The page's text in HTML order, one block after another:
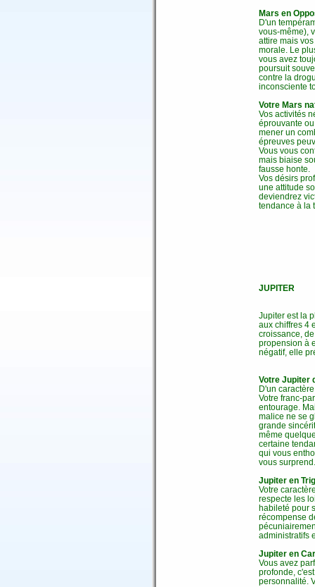
Mars en
D'un
vous-même),
attire mais
morale. Le
vous avez
poursuit
contre la
inconsciente
Votre Mars
Vos activités
éprouvante
mener un
épreuves
Vous vous
mais biaise
fausse honte.
Vos désirs
une attitude
deviendrez
tendance à la
JUPITER
Jupiter est la
aux chiffres 4
croissance,
propension à
négatif, elle
Votre Jupiter
D'un
Votre franc-
entourage.
malice ne se
grande
même
certaine
qui vous
vous surprend.
Jupiter en
Votre
respecte les
habileté pour
récompense
administratifs
Jupiter en
Vous avez
profonde,
personnalité.